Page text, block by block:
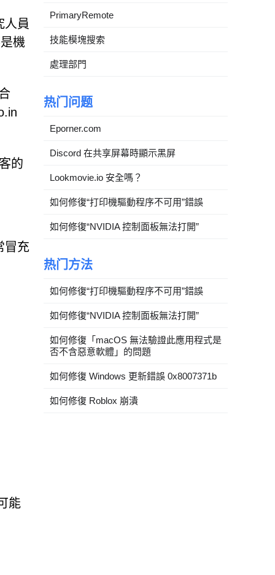
人員
機
的
冒充
能
PrimaryRemote
技能模塊搜索
處理部門
热门问题
Eporner.com
Discord 在共享屏幕時顯示黑屏
Lookmovie.io 安全嗎？
如何修復“打印機驅動程序不可用”錯誤
如何修復“NVIDIA 控制面板無法打開”
热门方法
如何修復“打印機驅動程序不可用”錯誤
如何修復“NVIDIA 控制面板無法打開”
如何修復「macOS 無法驗證此應用程式是
否不含惡意軟體」的問題
如何修復 Windows 更新錯誤 0x8007371b
如何修復 Roblox 崩潰